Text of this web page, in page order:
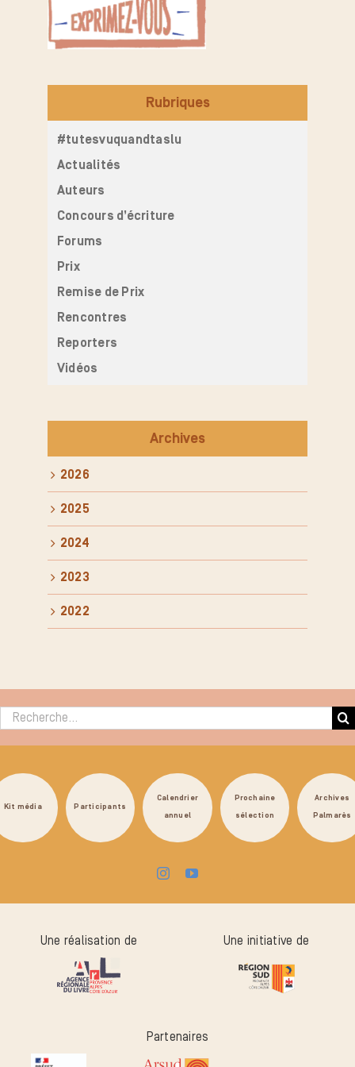
Rubriques
#tutesvuquandtaslu
Actualités
Auteurs
Concours d’écriture
Forums
Prix
Remise de Prix
Rencontres
Reporters
Vidéos
Archives
2026
2025
2024
2023
2022
Rechercher :
Kit média Participants
Calendrier
annuel
Prochaine
sélection
Archives
Palmarès
Une réalisation de Une initiative de
Partenaires